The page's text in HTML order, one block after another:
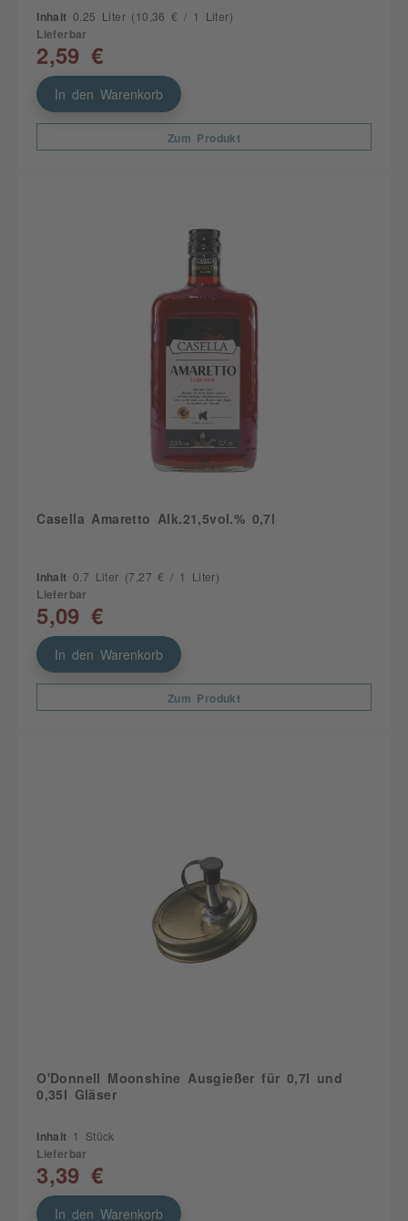
Inhalt 0.25 Liter (10,36 € / 1 Liter)
Lieferbar
2,59 €
In den Warenkorb
Zum Produkt
Casella Amaretto Alk.21,5vol.% 0,7l
Inhalt 0.7 Liter (7,27 € / 1 Liter)
Lieferbar
5,09 €
In den Warenkorb
Zum Produkt
O'Donnell Moonshine Ausgießer für 0,7l und
0,35l Gläser
Inhalt 1 Stück
Lieferbar
3,39 €
In den Warenkorb